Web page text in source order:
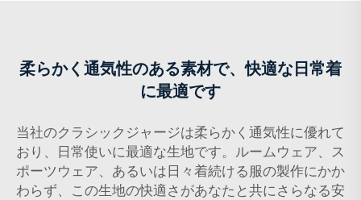
柔らかく通気性のある素材で、快適な日常着
に最適です
当社のクラシックジャージは柔らかく通気性に優れて
おり、日常使いに最適な生地です。ルームウェア、ス
ポーツウェア、あるいは日々着続ける服の製作にかか
わらず、この生地の快適さがあなたと共にさらなる安